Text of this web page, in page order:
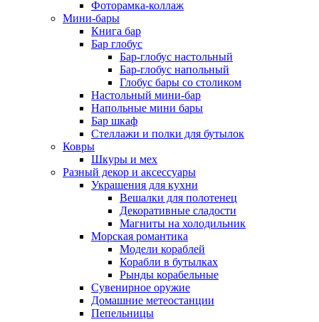
Фоторамка-коллаж
Мини-бары
Книга бар
Бар глобус
Бар-глобус настольный
Бар-глобус напольный
Глобус бары со столиком
Настольный мини-бар
Напольные мини бары
Бар шкаф
Стеллажи и полки для бутылок
Ковры
Шкуры и мех
Разный декор и аксессуары
Украшения для кухни
Вешалки для полотенец
Декоративные сладости
Магниты на холодильник
Морская романтика
Модели кораблей
Корабли в бутылках
Рынды корабельные
Сувенирное оружие
Домашние метеостанции
Пепельницы